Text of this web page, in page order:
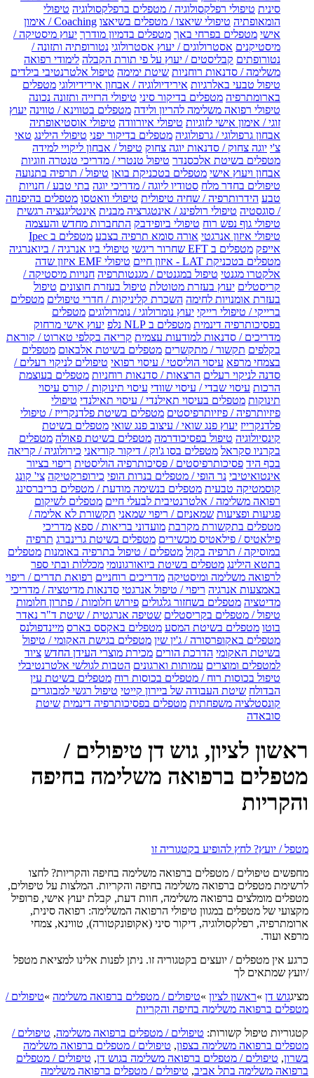
סינית טיפולי רפלקסולוגיה / מטפלים ברפלקסולוגיה טיפולי
הומאופתיה טיפולי שיאצו / מטפלים בשיאצו
Coaching / אימון
אישי מטפלים בפרחי באך מטפלים בדמיון מודרך יעוץ מיסטיקה /
מיסטיקנים אסטרולוגים / יעוץ אסטרולוגי נטורופתיה ותזונה /
נטורופתים קבליסטים / יעוץ על פי תורת הקבלה לימודי רפואה
משלימה / סדנאות רוחניות שיטת ימימה טיפול אלטרנטיבי בילדים
טיפול טבעי באלרגיות אירידיולוגיה / אבחון אירידיולוגי מטפלים
בארומתרפיה מטפלים בדיקור סיני טיפולי הרזייה ותזונה נכונה
טיפולי רפואה משלימה להריון ולידה מטפלים בטווינא / טווינה יעוץ
זוגי / אימון אישי לזוגיות טיפולי איורוודה טיפולי אוסטיאופתיה
אבחון גרפולוגי / גרפולוגיה מטפלים בדיקור יפני טיפולי הילינג טאי
צ'י יוגה צחוק / סדנאות יוגה צחוק טיפול / אבחון ליקויי למידה
מטפלים בשיטת אלכסנדר טיפול טנטרי / מדריכי טנטרה וזוגיות
אבחון ויעוץ אישי מטפלים בטכניקת בואן טיפול / תרפיה בתנועה
טיפולים בחדר מלח סטודיו ליוגה / מדריכי יוגה בתי טבע / חנויות
טבע הידרותרפיה / שחיה טיפולית טיפולי וואטסו מטפלים בהיפנוזה
/ סוגסטיה טיפולי רולפינג / אינטגרציה מבנית אינטליגנציה רגשית
טיפולי גוף נפש רוח טיפולי ביופידבק התחברות מחדש והעצמה
טיפולי איזון אנרגטי אורה סומא תרפיה בצבע
מטפלים ב Ipec
אייפק מטפלים ב EFT שחרור ריגשי
טיפולי ביו אנרגיה / ביואנרגיה
מטפלים בטכניקת LAT - איזון חיים
טיפולי EMF איזון שדה
אלקטרו מגנטי טיפול במגנטים / מגנטותרפיה חנויות מיסטיקה /
קריסטלים יעוץ בעזרת מטוטלת טיפול בעזרת חוצונים טיפול
בעזרת אומנויות לחימה השכרת קליניקות / חדרי טיפולים מטפלים
ברייקי / טיפולי רייקי יעוץ נומרולוגי / נומרולוגים מטפלים
בפסיכותרפיה דינמית מטפלים ב NLP נלפ
יעוץ אישי מרחוק
מדריכים / סדנאות למודעות עצמית קריאה בקלפי טארוט / קוראת
בקלפים תקשור / מתקשרים מטפלים בשיטת אלבאום מטפלים
בצמחי מרפא עיסוי הוליסטי / עיסוי רפואי טיפולים לניקוי רעלים /
סדנה לניקוי רעלים הרצאות / סדנאות רוחניות מטפלים בעוצמת
הרכות עיסוי שבדי / עיסוי שוודי עיסוי תינוקות / קורס עיסוי
תינוקות מטפלים בעיסוי תאילנדי / עיסוי תאילנדי טיפולי
פיזיותרפיה / פיזיותרפיסטים מטפלים בשיטת פלדנקרייז / טיפולי
פלדנקרייז יעוץ פנג שואי / עיצוב פנג שואי מטפלים בשיטת
קינסיולוגיה טיפול בפסיכודרמה מטפלים בשיטת פאולה מטפלים
בקרניו סקראל מטפלים בסו ג'וק / דיקור קוריאני כירולוגיה / קריאה
בכף היד פסיכותרפיסטים / פסיכותרפיה הוליסטית ריפוי בציור
אינטואיטיבי נר הופי / מטפלים בנרות הופי כירופרקטיקה צי' קונג
קוסמטיקה טבעית מטפלים בנשימה מודעת / מטפלים בריברסינג
רפואה משלימה / אלטרנטיבית לבעלי חיים מטפלים לשיקום
פגיעות ופציעות שמאניזם / ריפוי שמאני תקשורת לא אלימה /
מטפלים בתקשורת מקרבת מועדוני בריאות / ספא מדריכי
פילאטיס / פילאטיס מכשירים מטפלים בשיטת גרינברג תרפיה
במוסיקה / תרפיה בקול מטפלים / טיפול בתרפיה באומנות מטפלים
בתטא הילינג מטפלים בשיטת ביואורגונומי מכללות ובתי ספר
לרפואה משלימה ומיסטיקה מדריכים רוחניים רפואת תדרים / ריפוי
באמצעות אנרגיה ריפוי / טיפול אנרגטי סדנאות מדיטציה / מדריכי
מדיטציה מטפלים בשחזור גלגולים פירוש חלומות / פתרון חלומות
טיפול / מטפלים בקריסטלים שטיפה אנרגטית / שיטת ד"ר נאדר
בוטו מטפלים בשיטת המסע מטפלים באקסס בארס מיינדפולנס
מטפלים באקופרסורה / ג'ין שין מטפלים בגישת האקומי / טיפול
בשיטת האקומי הדרכת הורים מכירת מוצרי העידן החדש ציוד
למטפלים ומוצרים עמותות וארגונים הטבות לגולשי אלטרנטיבלי
טיפול בכוסות רוח / מטפלים בכוסות רוח מטפלים בשיטת עין
הבדולח שיטת העבודה של ביירון קייטי טיפול רגשי למבוגרים
קונסטלציה משפחתית מטפלים בפסיכותרפיה דינמית שיטת
סובאדה
ראשון לציון, גוש דן טיפולים /
מטפלים ברפואה משלימה בחיפה
והקריות
מטפל / יועץ? לחץ להופיע בקטגוריה זו
מחפשים טיפולים / מטפלים ברפואה משלימה בחיפה והקריות? לחצו
לרשימת מטפלים ברפואה משלימה בחיפה והקריות. המלצות על טיפולים,
מטפלים מומלצים ברפואה משלימה, חוות דעת, קבלת יעוץ אישי, פרופיל
מקצועי של מטפלים במגוון טיפולי הרפואה המשלימה: רפואה סינית,
ארומתרפיה, רפלקסולוגיה, דיקור סיני (אקופונקטורה), טווינא, צמחי
מרפא ועוד.
כרגע אין מטפלים / יועצים בקטגוריה זו. ניתן לפנות אלינו למציאת מטפל
/יועץ שמתאים לך
מציגגוש דן »ראשון לציון »טיפולים / מטפלים ברפואה משלימה »טיפולים /
מטפלים ברפואה משלימה בחיפה והקריות
קטגוריות טיפול קשורות: טיפולים / מטפלים ברפואה משלימה, טיפולים /
מטפלים ברפואה משלימה בצפון, טיפולים / מטפלים ברפואה משלימה
בשרון, טיפולים / מטפלים ברפואה משלימה בגוש דן, טיפולים / מטפלים
ברפואה משלימה בתל אביב, טיפולים / מטפלים ברפואה משלימה